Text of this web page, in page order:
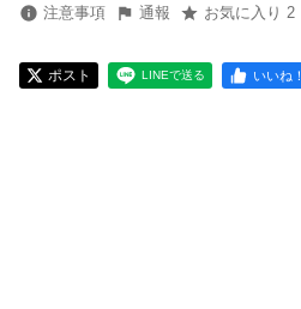
注意事項 通報 お気に入り 2
ポスト LINEで送る いいね！